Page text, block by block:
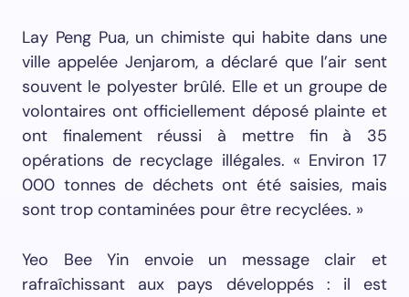
Lay Peng Pua, un chimiste qui habite dans une
ville appelée Jenjarom, a déclaré que l’air sent
souvent le polyester brûlé. Elle et un groupe de
volontaires ont officiellement déposé plainte et
ont finalement réussi à mettre fin à 35
opérations de recyclage illégales. « Environ 17
000 tonnes de déchets ont été saisies, mais
sont trop contaminées pour être recyclées. »
Yeo Bee Yin envoie un message clair et
rafraîchissant aux pays développés : il est